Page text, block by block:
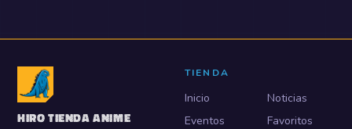
HIRO TIENDA ANIME
TIENDA
Inicio
Noticias
Eventos
Favoritos